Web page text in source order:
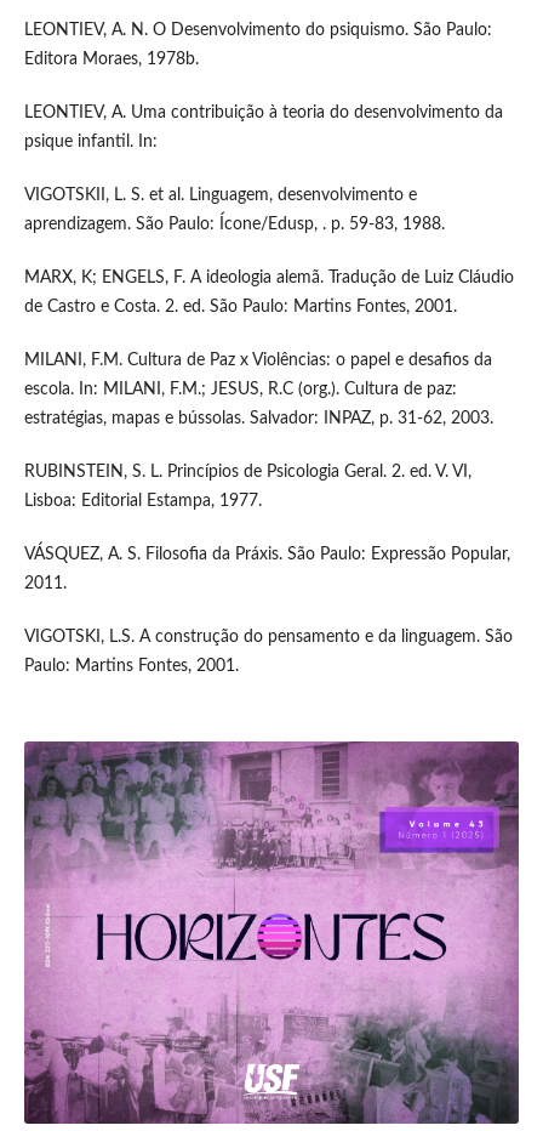
LEONTIEV, A. N. O Desenvolvimento do psiquismo. São Paulo:
Editora Moraes, 1978b.
LEONTIEV, A. Uma contribuição à teoria do desenvolvimento da
psique infantil. In:
VIGOTSKII, L. S. et al. Linguagem, desenvolvimento e
aprendizagem. São Paulo: Ícone/Edusp, . p. 59-83, 1988.
MARX, K; ENGELS, F. A ideologia alemã. Tradução de Luiz Cláudio
de Castro e Costa. 2. ed. São Paulo: Martins Fontes, 2001.
MILANI, F.M. Cultura de Paz x Violências: o papel e desafios da
escola. In: MILANI, F.M.; JESUS, R.C (org.). Cultura de paz:
estratégias, mapas e bússolas. Salvador: INPAZ, p. 31-62, 2003.
RUBINSTEIN, S. L. Princípios de Psicologia Geral. 2. ed. V. VI,
Lisboa: Editorial Estampa, 1977.
VÁSQUEZ, A. S. Filosofia da Práxis. São Paulo: Expressão Popular,
2011.
VIGOTSKI, L.S. A construção do pensamento e da linguagem. São
Paulo: Martins Fontes, 2001.